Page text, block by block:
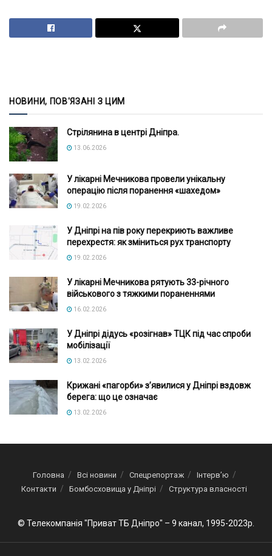
НОВИНИ, ПОВ'ЯЗАНІ З ЦИМ
Стрілянина в центрі Дніпра.
13.06.2026
У лікарні Мечникова провели унікальну
операцію після поранення «шахедом»
19.02.2026
У Дніпрі на пів року перекриють важливе
перехрестя: як зміниться рух транспорту
19.02.2026
У лікарні Мечникова рятують 33-річного
військового з тяжкими пораненнями
16.02.2026
У Дніпрі дідусь «розігнав» ТЦК під час спроби
мобілізації
13.02.2026
Крижані «пагорби» з’явилися у Дніпрі вздовж
берега: що це означає
13.02.2026
Головна Всі новини Спецрепортаж
Інтерв’ю
Контакти
Бомбосховища у Дніпрі Структура власності
© Телекомпанія "Приват ТБ Дніпро" – 9 канал, 1995-2023р.